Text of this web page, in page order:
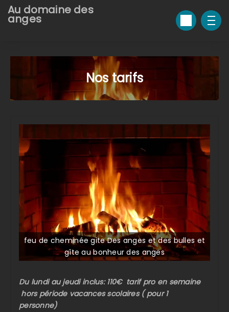
Au domaine des
anges
Nos tarifs
feu de cheminée gite Des anges et des bulles et
gîte au bonheur des anges
Du lundi au jeudi inclus: 110€ tarif pro en semaine
hors période vacances scolaires ( pour 1
personne)